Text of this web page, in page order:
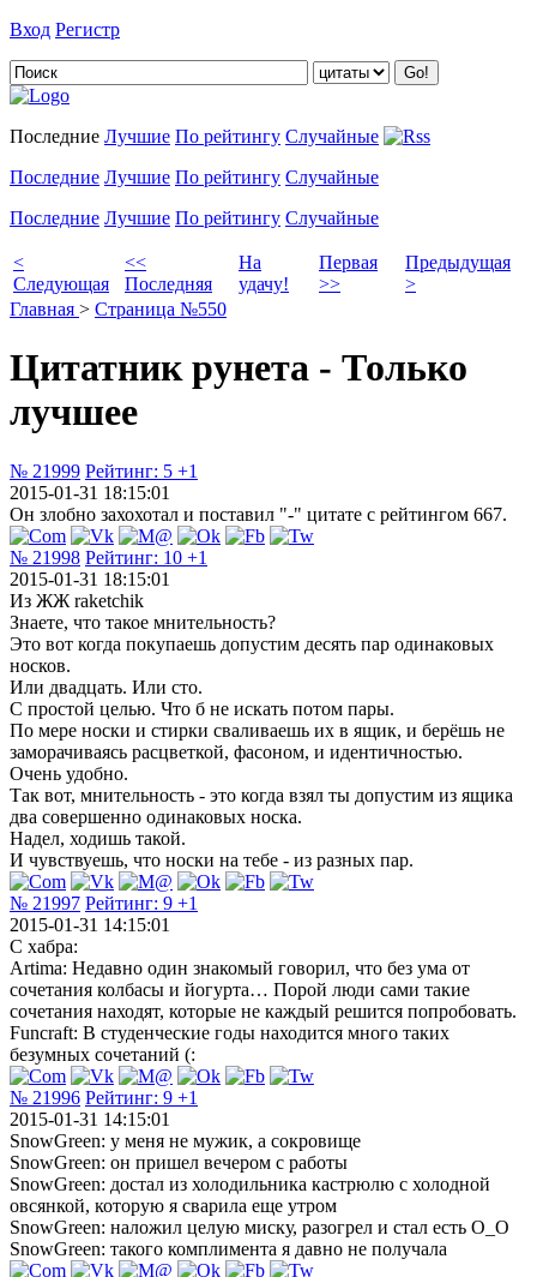
Вход Регистр
Последние Лучшие По рейтингу Случайные
Последние Лучшие По рейтингу Случайные
Последние Лучшие По рейтингу Случайные
<
Следующая
<<
Последняя
На
удачу!
Первая
>>
Предыдущая
>
Главная > Страница №550
Цитатник рунета - Только
лучшее
№ 21999 Рейтинг: 5 +1
2015-01-31 18:15:01
Он злобно захохотал и поставил "-" цитате с рейтингом 667.
№ 21998 Рейтинг: 10 +1
2015-01-31 18:15:01
Из ЖЖ raketchik
Знаете, что такое мнительность?
Это вот когда покупаешь допустим десять пар одинаковых
носков.
Или двадцать. Или сто.
С простой целью. Что б не искать потом пары.
По мере носки и стирки сваливаешь их в ящик, и берёшь не
заморачиваясь расцветкой, фасоном, и идентичностью.
Очень удобно.
Так вот, мнительность - это когда взял ты допустим из ящика
два совершенно одинаковых носка.
Надел, ходишь такой.
И чувствуешь, что носки на тебе - из разных пар.
№ 21997 Рейтинг: 9 +1
2015-01-31 14:15:01
С хабра:
Artima: Недавно один знакомый говорил, что без ума от
сочетания колбасы и йогурта… Порой люди сами такие
сочетания находят, которые не каждый решится попробовать.
Funcraft: В студенческие годы находится много таких
безумных сочетаний (:
№ 21996 Рейтинг: 9 +1
2015-01-31 14:15:01
SnowGreen: у меня не мужик, а сокровище
SnowGreen: он пришел вечером с работы
SnowGreen: достал из холодильника кастрюлю с холодной
овсянкой, которую я сварила еще утром
SnowGreen: наложил целую миску, разогрел и стал есть О_О
SnowGreen: такого комплимента я давно не получала